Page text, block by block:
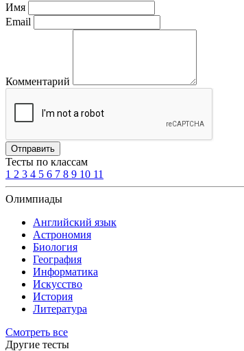
Имя
Email
Комментарий
Отправить
Тесты по классам
1 2 3 4 5 6 7 8 9 10 11
Олимпиады
Английский язык
Астрономия
Биология
География
Информатика
Искусство
История
Литература
Смотреть все
Другие тесты